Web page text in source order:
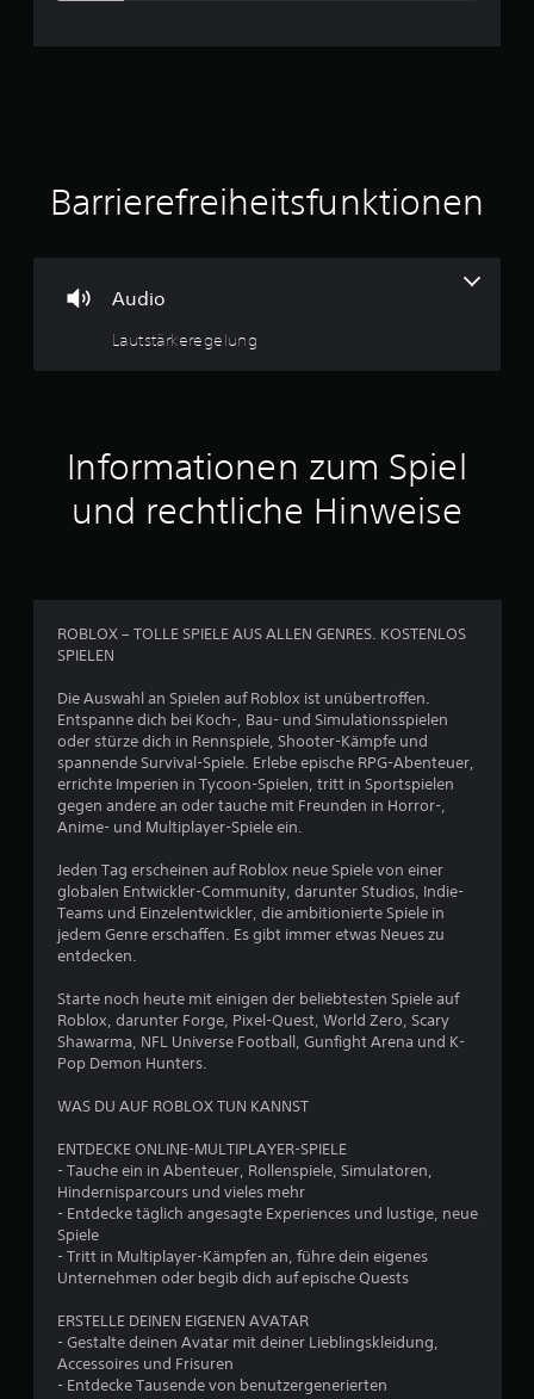
h
t
c
e
B
e
t
u
n
:
4
v
o
S
r
Barrierefreiheitsfunktionen
Audio
Lautstärkeregelung
Informationen zum Spiel
und rechtliche Hinweise
ROBLOX – TOLLE SPIELE AUS ALLEN GENRES. KOSTENLOS
SPIELEN
Die Auswahl an Spielen auf Roblox ist unübertroffen.
Entspanne dich bei Koch-, Bau- und Simulationsspielen
oder stürze dich in Rennspiele, Shooter-Kämpfe und
spannende Survival-Spiele. Erlebe epische RPG-Abenteuer,
errichte Imperien in Tycoon-Spielen, tritt in Sportspielen
gegen andere an oder tauche mit Freunden in Horror-,
Anime- und Multiplayer-Spiele ein.
Jeden Tag erscheinen auf Roblox neue Spiele von einer
globalen Entwickler-Community, darunter Studios, Indie-
Teams und Einzelentwickler, die ambitionierte Spiele in
jedem Genre erschaffen. Es gibt immer etwas Neues zu
entdecken.
Starte noch heute mit einigen der beliebtesten Spiele auf
Roblox, darunter Forge, Pixel-Quest, World Zero, Scary
Shawarma, NFL Universe Football, Gunfight Arena und K-
Pop Demon Hunters.
WAS DU AUF ROBLOX TUN KANNST
ENTDECKE ONLINE-MULTIPLAYER-SPIELE
- Tauche ein in Abenteuer, Rollenspiele, Simulatoren,
Hindernisparcours und vieles mehr
- Entdecke täglich angesagte Experiences und lustige, neue
Spiele
- Tritt in Multiplayer-Kämpfen an, führe dein eigenes
Unternehmen oder begib dich auf epische Quests
ERSTELLE DEINEN EIGENEN AVATAR
- Gestalte deinen Avatar mit deiner Lieblingskleidung,
Accessoires und Frisuren
- Entdecke Tausende von benutzergenerierten